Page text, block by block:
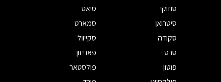
סוזוקי
סיאט
סיטרואן
סמארט
סקודה
סקייוול
סרס
פאריזון
פוטון
פולסטאר